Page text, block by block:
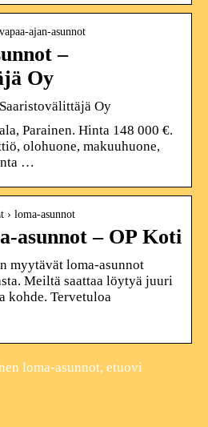
ajan-asunnot
–
Oy
Oy
Parainen. Hinta 148 000 €.
olohuone, makuuhuone,
…
› loma-asunnot
asunnot – OP Koti
myytävät loma-asunnot
Meiltä saattaa löytyä juuri
kohde. Tervetuloa
loma-asunnot, etuovi